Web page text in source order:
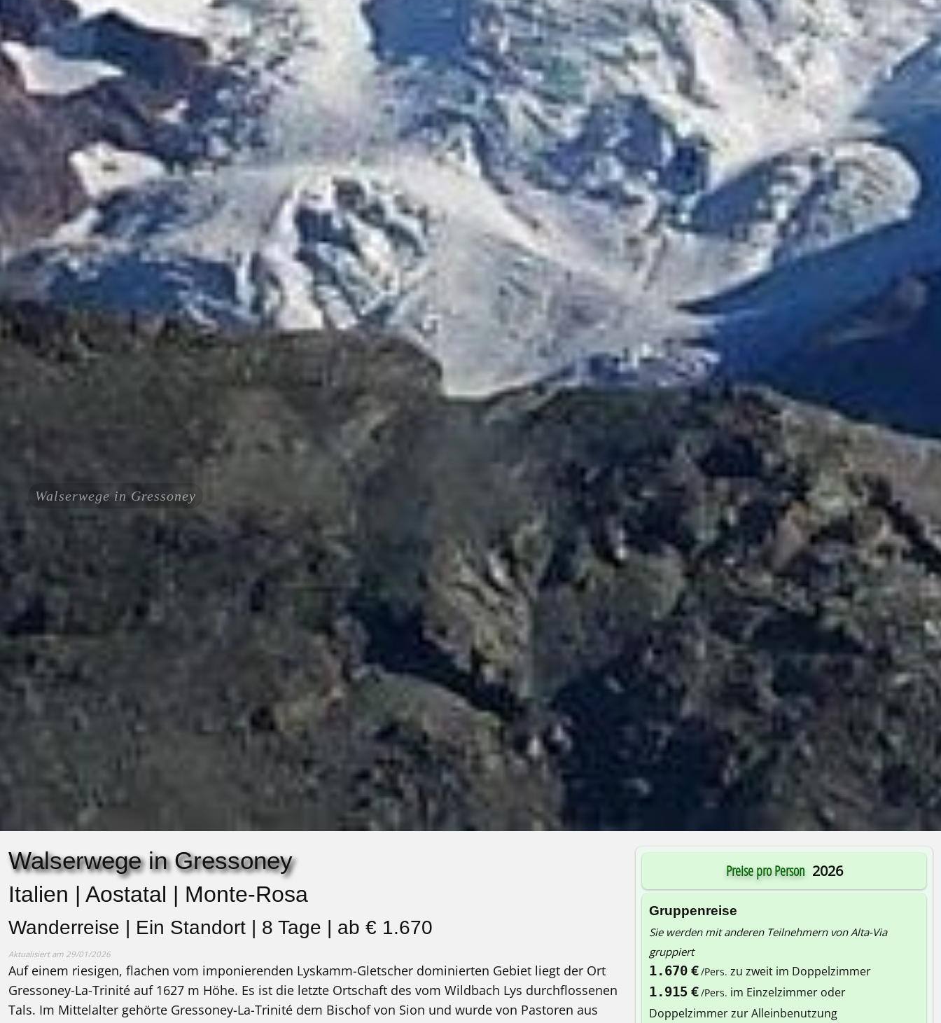
Walserwege in Gressoney
Walserwege in Gressoney
Italien | Aostatal | Monte-Rosa
Wanderreise | Ein Standort | 8 Tage | ab € 1.670
Aktualisiert am 29/01/2026
Auf einem riesigen, flachen vom imponierenden Lyskamm-Gletscher dominierten Gebiet liegt der Ort
Gressoney-La-Trinité auf 1627 m Höhe. Es ist die letzte Ortschaft des vom Wildbach Lys durchflossenen
Tals. Im Mittelalter gehörte Gressoney-La-Trinité dem Bischof von Sion und wurde von Pastoren aus
Preise pro Person 2026
Gruppenreise
Sie werden mit anderen Teilnehmern von Alta-Via
gruppiert
1.670 € /Pers. zu zweit im Doppelzimmer
1.915 € /Pers. im Einzelzimmer oder
Doppelzimmer zur Alleinbenutzung